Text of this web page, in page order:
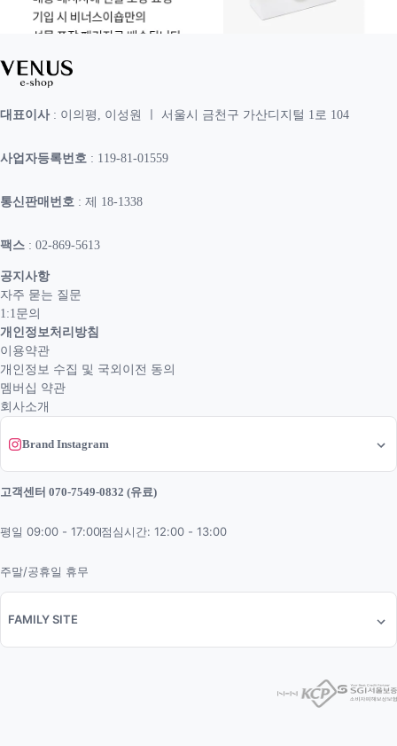
대표이사: 이의평, 이성원 ㅣ 서울시 금천구 가산디지털 1로 104
사업자등록번호 : 119-81-01559
통신판매번호 : 제 18-1338
팩스 : 02-869-5613
공지사항
자주 묻는 질문
1:1문의
개인정보처리방침
이용약관
개인정보 수집 및 국외이전 동의
멤버십 약관
회사소개
Brand Instagram
고객센터 070-7549-0832 (유료)
평일 09:00 - 17:00점심시간: 12:00 - 13:00
주말/공휴일 휴무
FAMILY SITE